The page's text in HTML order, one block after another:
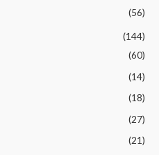
(56)
(144)
(60)
(14)
(18)
(27)
(21)